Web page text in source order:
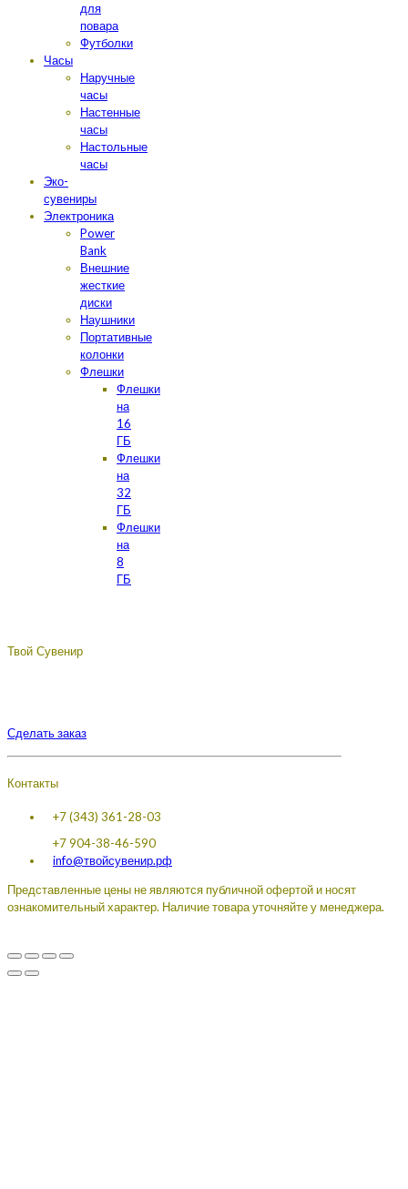
для
повара
Футболки
Часы
Наручные
часы
Настенные
часы
Настольные
часы
Эко-
сувениры
Электроника
Power
Bank
Внешние
жесткие
диски
Наушники
Портативные
колонки
Флешки
Флешки
на
16
ГБ
Флешки
на
32
ГБ
Флешки
на
8
ГБ
Твой Сувенир
Сделать заказ
Контакты
+7 (343) 361-28-03
+7 904-38-46-590
info@твойсувенир.рф
Представленные цены не являются публичной офертой и носят
ознакомительный характер. Наличие товара уточняйте у менеджера.